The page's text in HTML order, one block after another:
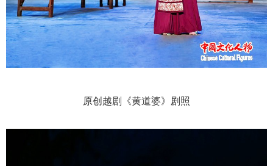
原创越剧《黄道婆》剧照